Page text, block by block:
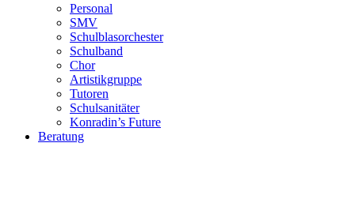
Personal
SMV
Schulblasorchester
Schulband
Chor
Artistikgruppe
Tutoren
Schulsanitäter
Konradin’s Future
Beratung